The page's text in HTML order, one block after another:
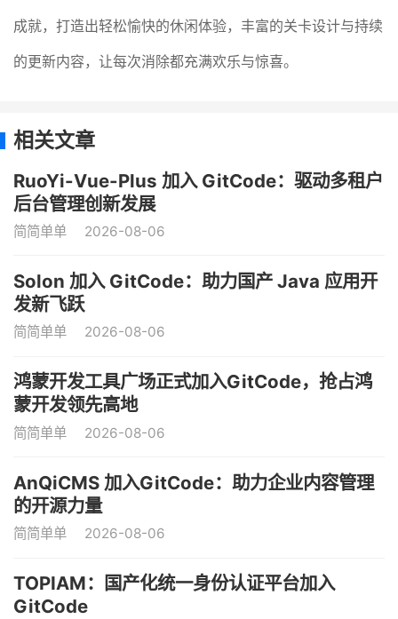
成就，打造出轻松愉快的休闲体验，丰富的关卡设计与持续
的更新内容，让每次消除都充满欢乐与惊喜。
相关文章
RuoYi-Vue-Plus 加入 GitCode：驱动多租户
后台管理创新发展
简简单单 2026-08-06
Solon 加入 GitCode：助力国产 Java 应用开
发新飞跃
简简单单 2026-08-06
鸿蒙开发工具广场正式加入GitCode，抢占鸿
蒙开发领先高地
简简单单 2026-08-06
AnQiCMS 加入GitCode：助力企业内容管理
的开源力量
简简单单 2026-08-06
TOPIAM：国产化统一身份认证平台加入
GitCode